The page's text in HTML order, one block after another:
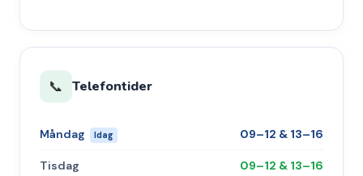
📞 Telefontider
Måndag Idag 09–12 & 13–16
Tisdag 09–12 & 13–16